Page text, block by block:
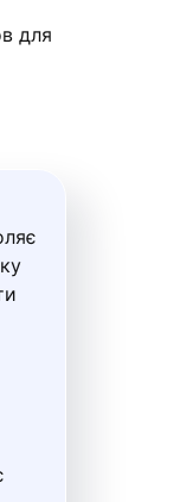
для